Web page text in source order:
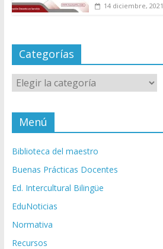
14 diciembre, 2021
Categorías
Categorías
Menú
Biblioteca del maestro
Buenas Prácticas Docentes
Ed. Intercultural Bilingüe
EduNoticias
Normativa
Recursos